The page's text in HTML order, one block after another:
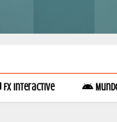
Fx Interactive